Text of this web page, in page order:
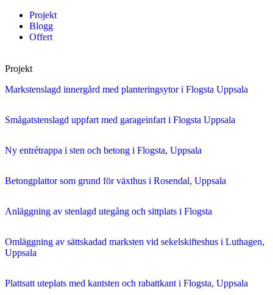
Projekt
Blogg
Offert
Projekt
Markstenslagd innergård med planteringsytor i Flogsta Uppsala
Smågatstenslagd uppfart med garageinfart i Flogsta Uppsala
Ny entrétrappa i sten och betong i Flogsta, Uppsala
Betongplattor som grund för växthus i Rosendal, Uppsala
Anläggning av stenlagd utegång och sittplats i Flogsta
Omläggning av sättskadad marksten vid sekelskifteshus i Luthagen,
Uppsala
Plattsatt uteplats med kantsten och rabattkant i Flogsta, Uppsala